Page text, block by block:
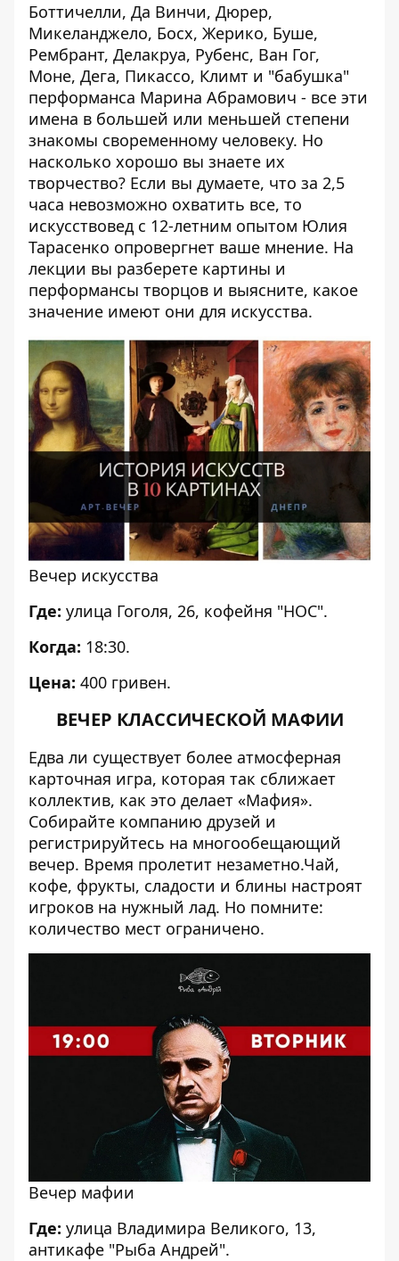
Боттичелли, Да Винчи, Дюрер,
Микеланджело, Босх, Жерико, Буше,
Рембрант, Делакруа, Рубенс, Ван Гог,
Моне, Дега, Пикассо, Климт и "бабушка"
перформанса Марина Абрамович - все эти
имена в большей или меньшей степени
знакомы своременному человеку. Но
насколько хорошо вы знаете их
творчество? Если вы думаете, что за 2,5
часа невозможно охватить все, то
искусствовед с 12-летним опытом Юлия
Тарасенко опровергнет ваше мнение. На
лекции вы разберете картины и
перформансы творцов и выясните, какое
значение имеют они для искусства.
Вечер искусства
Где: улица Гоголя, 26, кофейня "НОС".
Когда: 18:30.
Цена: 400 гривен.
ВЕЧЕР КЛАССИЧЕСКОЙ МАФИИ
Едва ли существует более атмосферная
карточная игра, которая так сближает
коллектив, как это делает «Мафия».
Собирайте компанию друзей и
регистрируйтесь на многообещающий
вечер. Время пролетит незаметно.Чай,
кофе, фрукты, сладости и блины настроят
игроков на нужный лад. Но помните:
количество мест ограничено.
Вечер мафии
Где: улица Владимира Великого, 13,
антикафе "Рыба Андрей".